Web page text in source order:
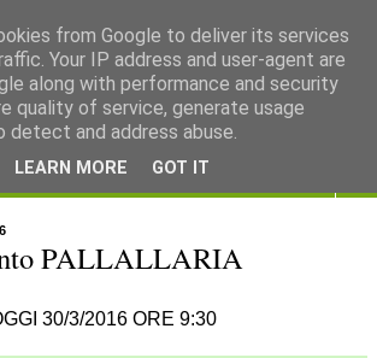
PALLALLARIA
30/3/2016 ORE 9:30
from Google to deliver its services
Your IP address and user-agent are
along with performance and security
quality of service, generate usage
and address abuse.
LEARN MORE GOT IT